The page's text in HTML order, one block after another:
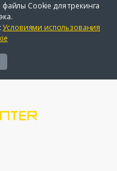
Cookie для трекинга
Условиями использования